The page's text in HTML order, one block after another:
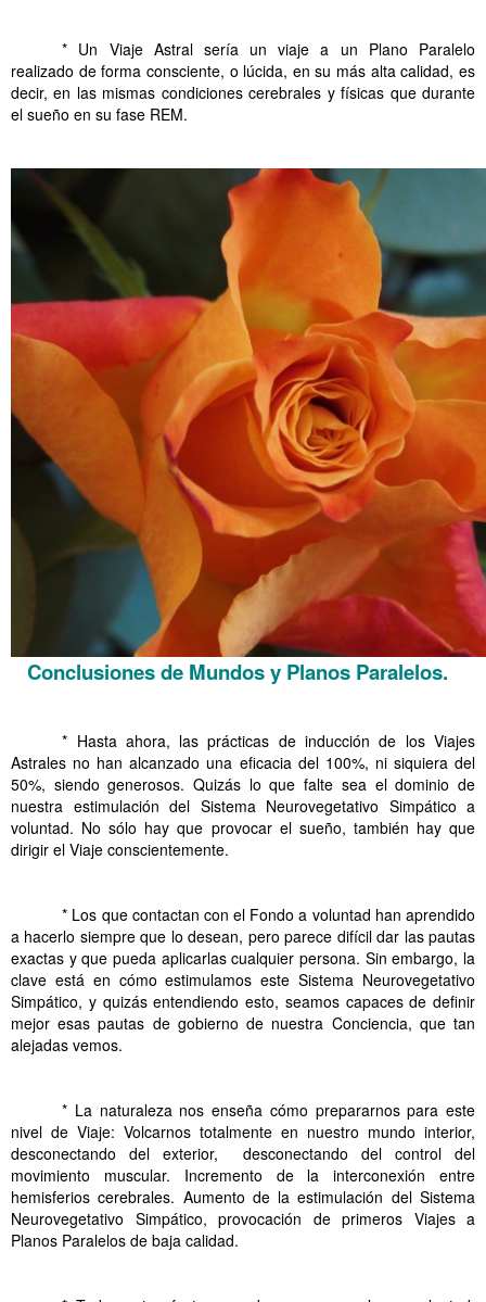
* Un Viaje Astral sería un viaje a un Plano Paralelo
realizado de forma consciente, o lúcida, en su más alta calidad, es
decir, en las mismas condiciones cerebrales y físicas que durante
el sueño en su fase REM.
Conclusiones de Mundos y Planos Paralelos.
* Hasta ahora, las prácticas de inducción de los Viajes
Astrales no han alcanzado una eficacia del 100%, ni siquiera del
50%, siendo generosos. Quizás lo que falte sea el dominio de
nuestra estimulación del Sistema Neurovegetativo Simpático a
voluntad. No sólo hay que provocar el sueño, también hay que
dirigir el Viaje conscientemente.
* Los que contactan con el Fondo a voluntad han aprendido
a hacerlo siempre que lo desean, pero parece difícil dar las pautas
exactas y que pueda aplicarlas cualquier persona. Sin embargo, la
clave está en cómo estimulamos este Sistema Neurovegetativo
Simpático, y quizás entendiendo esto, seamos capaces de definir
mejor esas pautas de gobierno de nuestra Conciencia, que tan
alejadas vemos.
* La naturaleza nos enseña cómo prepararnos para este
nivel de Viaje: Volcarnos totalmente en nuestro mundo interior,
desconectando del exterior, desconectando del control del
movimiento muscular. Incremento de la interconexión entre
hemisferios cerebrales. Aumento de la estimulación del Sistema
Neurovegetativo Simpático, provocación de primeros Viajes a
Planos Paralelos de baja calidad.